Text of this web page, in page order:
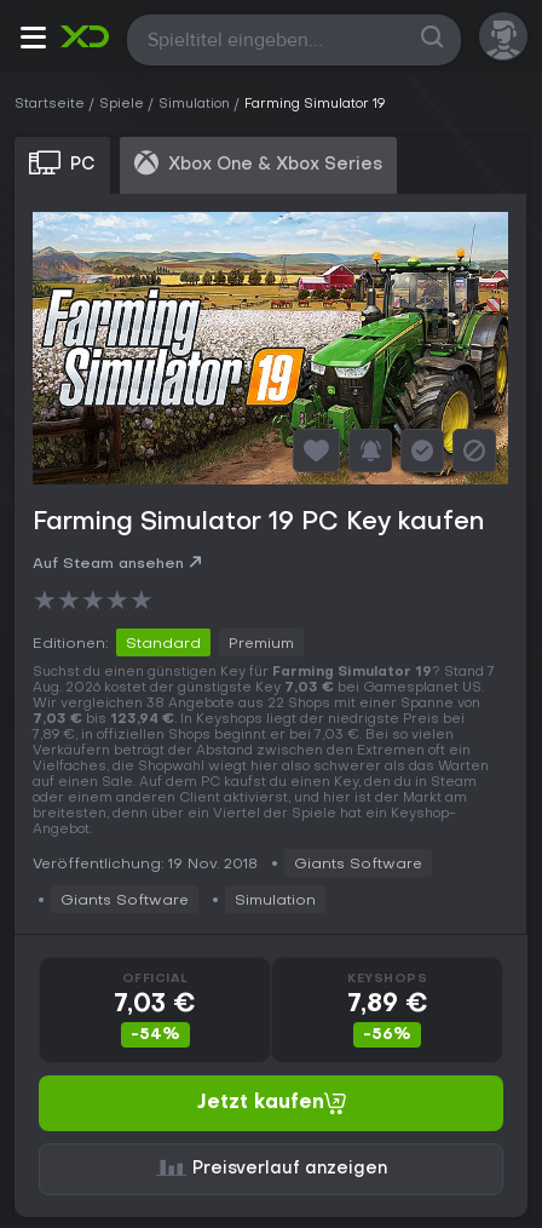
Alle
Startseite Spiele Simulation Farming Simulator 19
PC Xbox One & Xbox Series
Farming Simulator 19 PC Key kaufen
Auf Steam ansehen
★★★★★
Editionen: Standard Premium
Suchst du einen günstigen Key für Farming Simulator 19? Stand 7
Aug. 2026 kostet der günstigste Key 7,03 € bei Gamesplanet US.
Wir vergleichen 38 Angebote aus 22 Shops mit einer Spanne von
7,03 € bis 123,94 €. In Keyshops liegt der niedrigste Preis bei
7,89 €, in offiziellen Shops beginnt er bei 7,03 €. Bei so vielen
Verkäufern beträgt der Abstand zwischen den Extremen oft ein
Vielfaches, die Shopwahl wiegt hier also schwerer als das Warten
auf einen Sale. Auf dem PC kaufst du einen Key, den du in Steam
oder einem anderen Client aktivierst, und hier ist der Markt am
breitesten, denn über ein Viertel der Spiele hat ein Keyshop-
Angebot.
Veröffentlichung: 19 Nov. 2018 Giants Software
Giants Software Simulation
OFFICIAL
7,03 €
-54%
KEYSHOPS
7,89 €
-56%
Jetzt kaufen
Preisverlauf anzeigen